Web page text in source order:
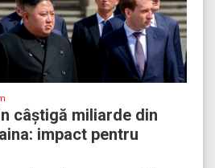
câștigă miliarde din
impact pentru